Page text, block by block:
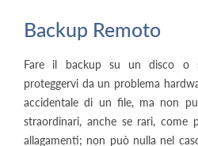
Backup Remoto
Fare il backup su un disco o
proteggervi da un problema
accidentale di un file, ma non
straordinari, anche se rari, come
allagamenti; non può nulla nel